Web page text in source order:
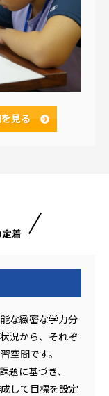
見る
定着
な緻密な学力分
況から、それぞ
空間です。
題に基づき、
して目標を設定